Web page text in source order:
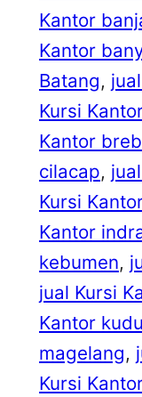
Kantor
Kantor
Batang,
Kursi
Kantor
cilacap,
Kursi
Kantor
kebumen,
jual Kursi
Kantor
magelang,
Kursi